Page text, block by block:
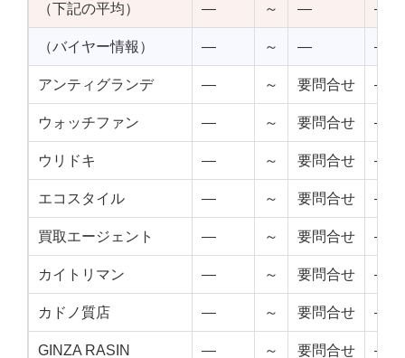
（下記の平均） — ～ — —
（バイヤー情報） — ～ — —
アンティグランデ — ～ 要問合せ —
ウォッチファン — ～ 要問合せ —
ウリドキ — ～ 要問合せ —
エコスタイル — ～ 要問合せ —
買取エージェント — ～ 要問合せ —
カイトリマン — ～ 要問合せ —
カドノ質店 — ～ 要問合せ —
GINZA RASIN — ～ 要問合せ —